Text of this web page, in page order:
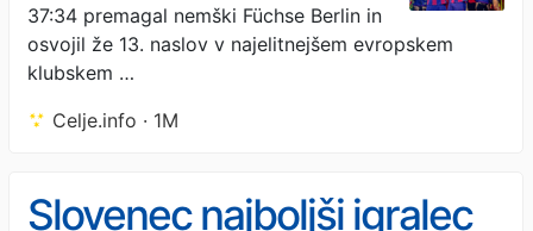
37:34 premagal nemški Füchse Berlin in
osvojil že 13. naslov v najelitnejšem evropskem
klubskem …
Celje.info · 1M
Slovenec najboljši igralec